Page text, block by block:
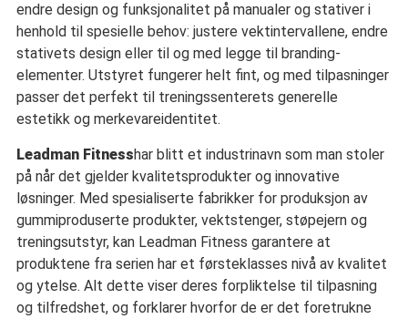
endre design og funksjonalitet på manualer og stativer i
henhold til spesielle behov: justere vektintervallene, endre
stativets design eller til og med legge til branding-
elementer. Utstyret fungerer helt fint, og med tilpasninger
passer det perfekt til treningssenterets generelle
estetikk og merkevareidentitet.
Leadman Fitnesshar blitt et industrinavn som man stoler
på når det gjelder kvalitetsprodukter og innovative
løsninger. Med spesialiserte fabrikker for produksjon av
gummiproduserte produkter, vektstenger, støpejern og
treningsutstyr, kan Leadman Fitness garantere at
produktene fra serien har et førsteklasses nivå av kvalitet
og ytelse. Alt dette viser deres forpliktelse til tilpasning
og tilfredshet, og forklarer hvorfor de er det foretrukne